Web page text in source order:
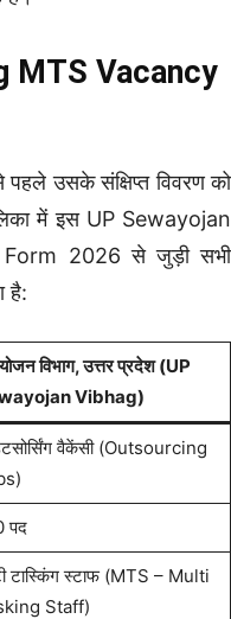
MTS Vacancy
पहले उसके संक्षिप्त विवरण को
में इस UP Sewayojan
2026 से जुड़ी सभी
है:
विभाग, उत्तर प्रदेश (UP
Vibhag)
वैकेंसी (Outsourcing
पद
टास्किंग स्टाफ (MTS – Multi
Staff)